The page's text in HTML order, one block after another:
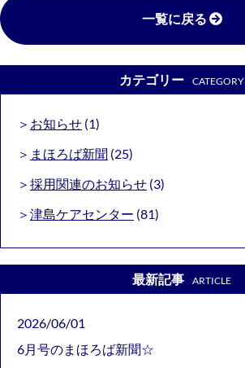
一覧に戻る
カテゴリー CATEGORY
お知らせ (1)
まほろば新聞 (25)
採用関連のお知らせ (3)
津島ケアセンター (81)
最新記事 ARTICLE
2026/06/01
6月号のまほろば新聞☆